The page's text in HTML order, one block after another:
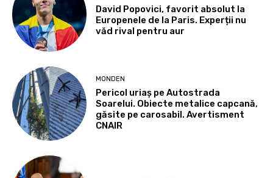
David Popovici, favorit absolut la
Europenele de la Paris. Experții nu
văd rival pentru aur
MONDEN
Pericol uriaș pe Autostrada
Soarelui. Obiecte metalice capcană,
găsite pe carosabil. Avertisment
CNAIR